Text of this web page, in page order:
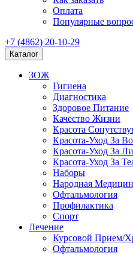
Оплата
Популярные
+7 (4862) 20-10-29
Каталог
ЗОЖ
Гигиена
Диагностика
Здоровое Питание
Качество Жизни
Красота
Красота-Уход За
Красота-Уход За
Красота-Уход За
Наборы
Народная
Офтальмология
Профилактика
Спорт
Лечение
Курсовой Прием/
Офтальмология